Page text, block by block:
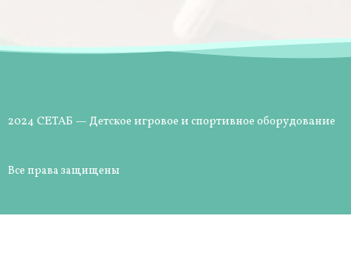
2024 СЕТАБ — Детское игровое и спортивное оборудование
Все права защищены